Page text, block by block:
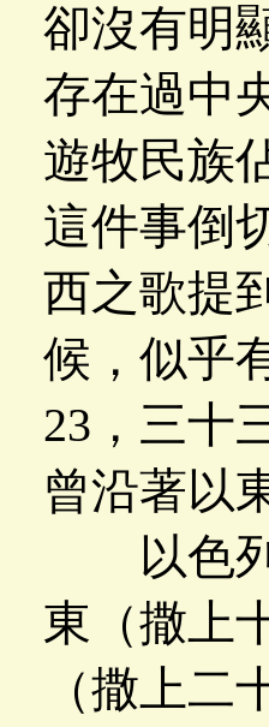
卻沒有明
存在過中
遊牧民族
這件事倒
西之歌提
候，似乎
23，三十
曾沿著以
以色列
東（撒上
（撒上二